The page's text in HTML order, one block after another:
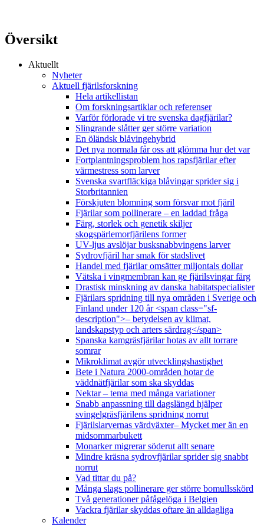
Översikt
Aktuellt
Nyheter
Aktuell fjärilsforskning
Hela artikellistan
Om forskningsartiklar och referenser
Varför förlorade vi tre svenska dagfjärilar?
Slingrande slåtter ger större variation
En öländsk blåvingehybrid
Det nya normala får oss att glömma hur det var
Fortplantningsproblem hos rapsfjärilar efter
värmestress som larver
Svenska svartfläckiga blåvingar sprider sig i
Storbritannien
Förskjuten blomning som försvar mot fjäril
Fjärilar som pollinerare – en laddad fråga
Färg, storlek och genetik skiljer
skogspärlemorfjärilens former
UV-ljus avslöjar busksnabbvingens larver
Sydrovfjäril har smak för stadslivet
Handel med fjärilar omsätter miljontals dollar
Vätska i vingmembran kan ge fjärilsvingar färg
Drastisk minskning av danska habitatspecialister
Fjärilars spridning till nya områden i Sverige och
Finland under 120 år <span class="sf-
description">– betydelsen av klimat,
landskapstyp och arters särdrag</span>
Spanska kamgräsfjärilar hotas av allt torrare
somrar
Mikroklimat avgör utvecklingshastighet
Bete i Natura 2000-områden hotar de
väddnätfjärilar som ska skyddas
Nektar – tema med många variationer
Snabb anpassning till dagslängd hjälper
svingelgräsfjärilens spridning norrut
Fjärilslarvernas värdväxter– Mycket mer än en
midsommarbukett
Monarker migrerar söderut allt senare
Mindre kräsna sydrovfjärilar sprider sig snabbt
norrut
Vad tittar du på?
Många slags pollinerare ger större bomullsskörd
Två generationer påfågelöga i Belgien
Vackra fjärilar skyddas oftare än alldagliga
Kalender